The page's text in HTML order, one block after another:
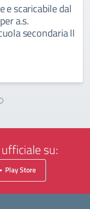
e scaricabile dal
a.s.
secondaria II
su:
Play Store